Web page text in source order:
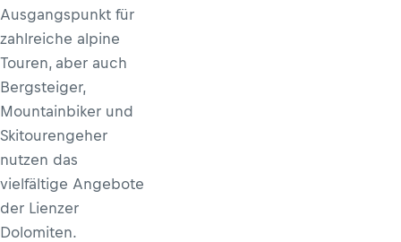
Ausgangspunkt für
zahlreiche alpine
Touren, aber auch
Bergsteiger,
Mountainbiker und
Skitourengeher
nutzen das
vielfältige Angebote
der Lienzer
Dolomiten.